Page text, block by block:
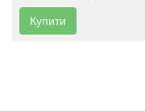
Купити